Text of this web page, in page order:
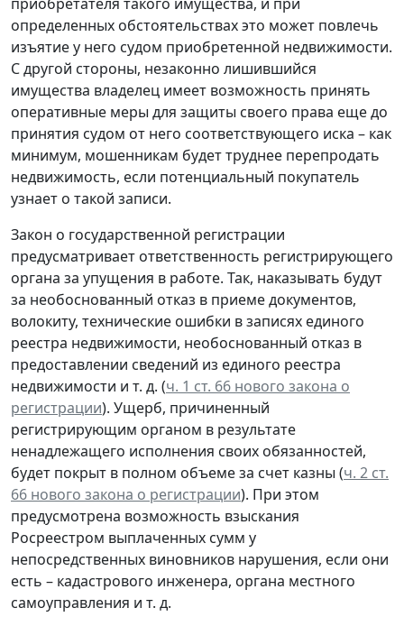
определенных обстоятельствах это может повлечь
изъятие у него судом приобретенной недвижимости.
С другой стороны, незаконно лишившийся
имущества владелец имеет возможность принять
оперативные меры для защиты своего права еще до
принятия судом от него соответствующего иска – как
минимум, мошенникам будет труднее перепродать
недвижимость, если потенциальный покупатель
узнает о такой записи.
Закон о государственной регистрации
предусматривает ответственность регистрирующего
органа за упущения в работе. Так, наказывать будут
за необоснованный отказ в приеме документов,
волокиту, технические ошибки в записях единого
реестра недвижимости, необоснованный отказ в
предоставлении сведений из единого реестра
недвижимости и т. д. (ч. 1 ст. 66 нового закона о
регистрации). Ущерб, причиненный
регистрирующим органом в результате
ненадлежащего исполнения своих обязанностей,
будет покрыт в полном объеме за счет казны (ч. 2 ст.
66 нового закона о регистрации). При этом
предусмотрена возможность взыскания
Росреестром выплаченных сумм у
непосредственных виновников нарушения, если они
есть – кадастрового инженера, органа местного
самоуправления и т. д.